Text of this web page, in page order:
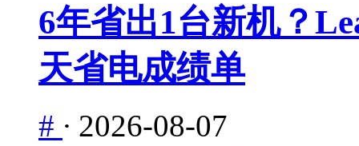
6年省出1台新机？
天省电成绩单
# · 2026-08-07